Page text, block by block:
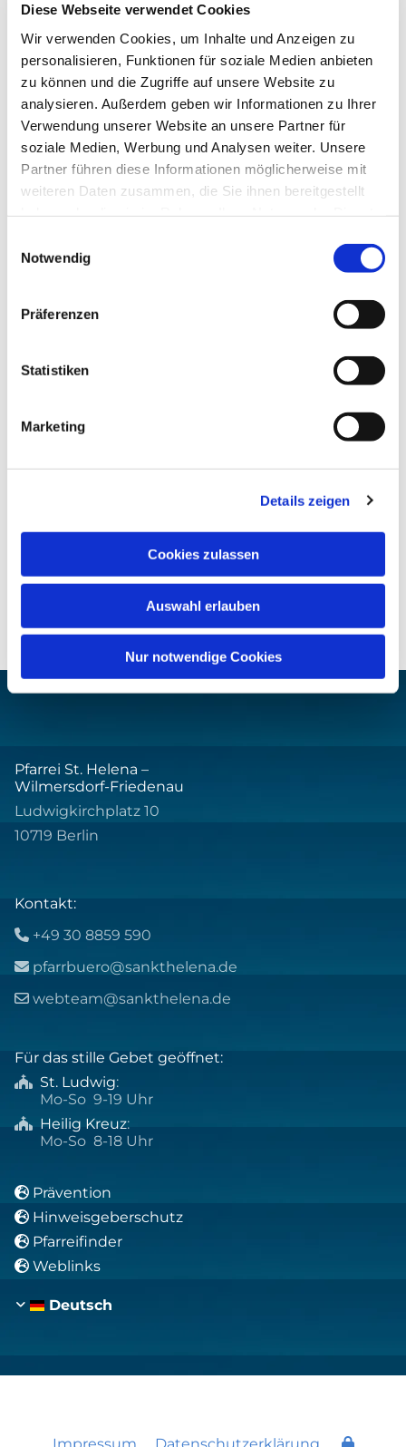
Diese Webseite verwendet Cookies
Wir verwenden Cookies, um Inhalte und Anzeigen zu
personalisieren, Funktionen für soziale Medien anbieten
zu können und die Zugriffe auf unsere Website zu
analysieren. Außerdem geben wir Informationen zu Ihrer
Verwendung unserer Website an unsere Partner für
soziale Medien, Werbung und Analysen weiter. Unsere
Partner führen diese Informationen möglicherweise mit
weiteren Daten zusammen, die Sie ihnen bereitgestellt
Notwendig
Präferenzen
Statistiken
Marketing
Details zeigen
Cookies zulassen
Auswahl erlauben
Nur notwendige Cookies
Dies könnte Sie auch
interessieren
Pfarrei St. Helena –
Wilmersdorf-Friedenau
Ludwigkirchplatz 10
10719 Berlin
Kontakt:
 +49 30 8859 590
 pfarrbuero@sankthelena.de
 webteam@sankthelena.de
Für das stille Gebet geöffnet:
 St. Ludwig:
Mo-So 9-19 Uhr
 Heilig Kreuz:
Mo-So 8-18 Uhr
 Prävention
 Hinweisgeberschutz
 Pfarreifinder
 Weblinks
Deutsch
Impressum Datenschutzerklärung